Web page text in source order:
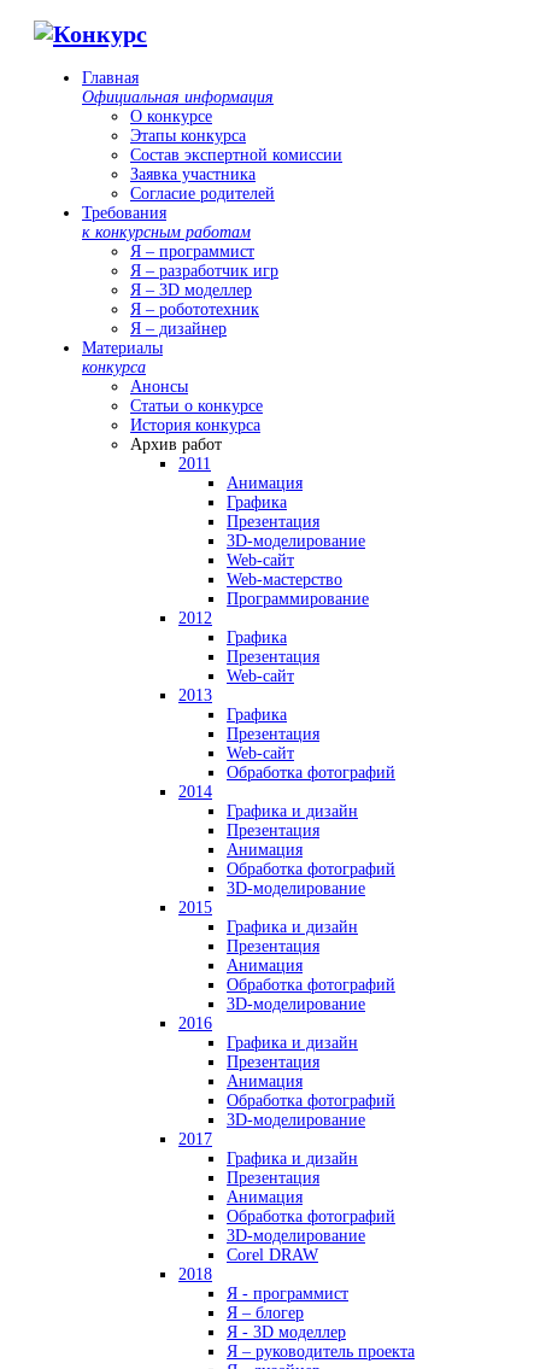
Главная
Официальная информация
О конкурсе
Этапы конкурса
Состав экспертной комиссии
Заявка участника
Согласие родителей
Требования
к конкурсным работам
Я – программист
Я – разработчик игр
Я – 3D моделлер
Я – робототехник
Я – дизайнер
Материалы
конкурса
Анонсы
Статьи о конкурсе
История конкурса
Архив работ
2011
Анимация
Графика
Презентация
3D-моделирование
Web-сайт
Web-мастерство
Программирование
2012
Графика
Презентация
Web-сайт
2013
Графика
Презентация
Web-сайт
Обработка фотографий
2014
Графика и дизайн
Презентация
Анимация
Обработка фотографий
3D-моделирование
2015
Графика и дизайн
Презентация
Анимация
Обработка фотографий
3D-моделирование
2016
Графика и дизайн
Презентация
Анимация
Обработка фотографий
3D-моделирование
2017
Графика и дизайн
Презентация
Анимация
Обработка фотографий
3D-моделирование
Corel DRAW
2018
Я - программист
Я – блогер
Я - 3D моделлер
Я – руководитель проекта